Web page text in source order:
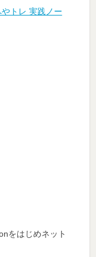
やトレ 実践ノー
をはじめネット